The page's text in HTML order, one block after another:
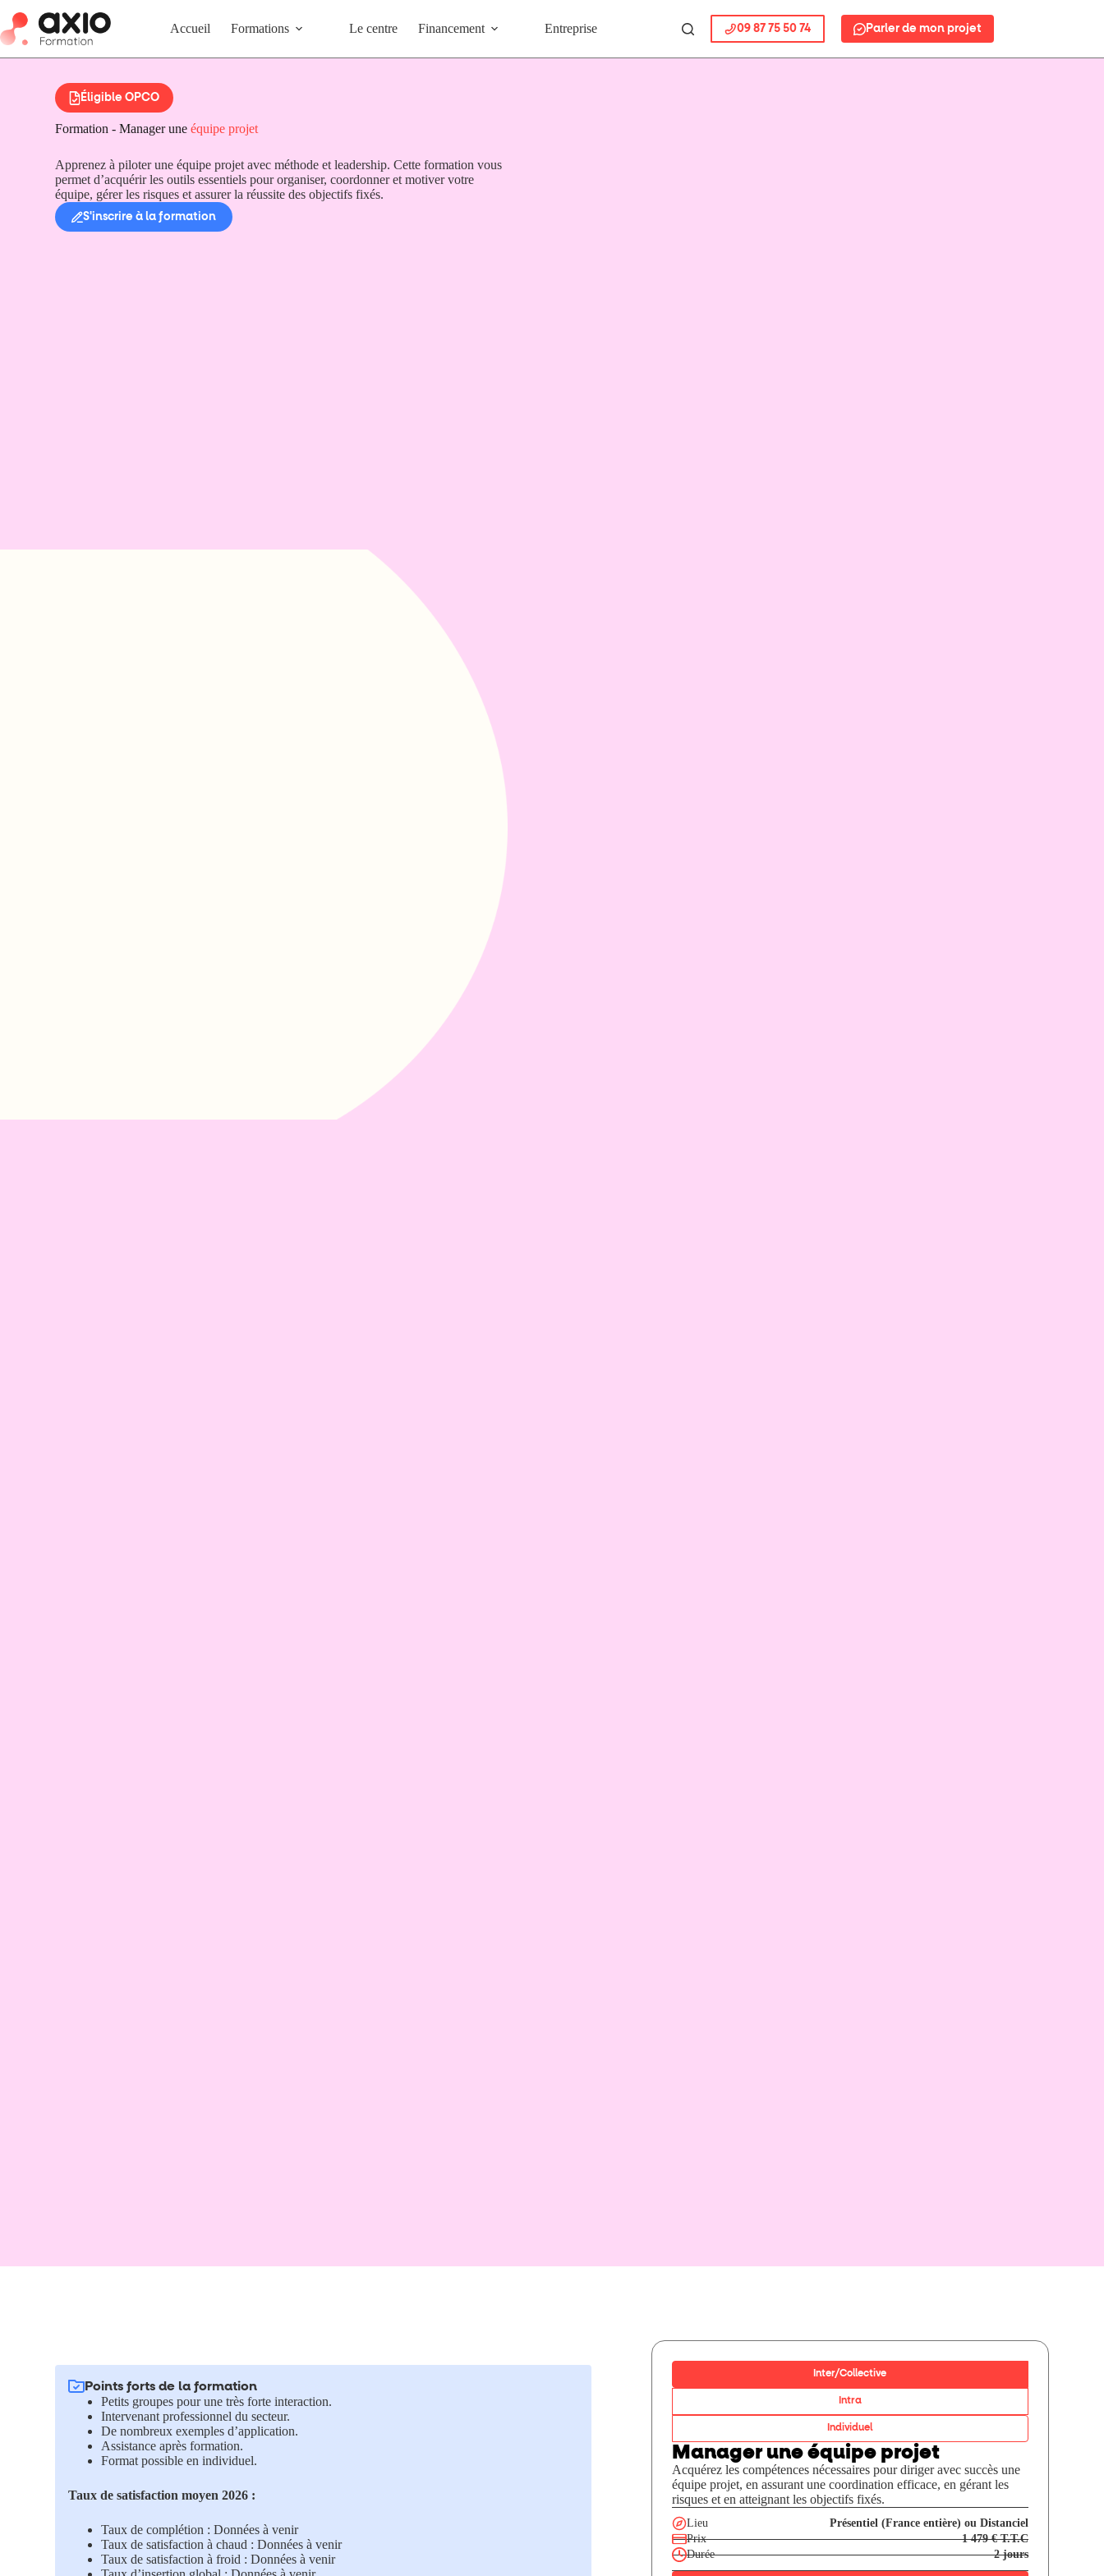
Accueil Formations Le centre Financement Entreprise 09 87 75 50 74 Parler de mon projet
Éligible OPCO
Formation - Manager uneéquipe projet
Apprenez à piloter une équipe projet avec méthode et leadership. Cette formation vous
permet d’acquérir les outils essentiels pour organiser, coordonner et motiver votre
équipe, gérer les risques et assurer la réussite des objectifs fixés.
S'inscrire à la formation
Points forts de la formation
Petits groupes pour une très forte interaction.
Intervenant professionnel du secteur.
De nombreux exemples d’application.
Assistance après formation.
Format possible en individuel.
Taux de satisfaction moyen 2026 :
Taux de complétion : Données à venir
Taux de satisfaction à chaud : Données à venir
Taux de satisfaction à froid : Données à venir
Inter/Collective
Intra
Individuel
Manager une équipe projet
Acquérez les compétences nécessaires pour diriger avec succès une
équipe projet, en assurant une coordination efficace, en gérant les
risques et en atteignant les objectifs fixés.
Lieu
Présentiel (France entière) ou Distanciel
Prix
1 479 € T.T.C
Durée
2 jours